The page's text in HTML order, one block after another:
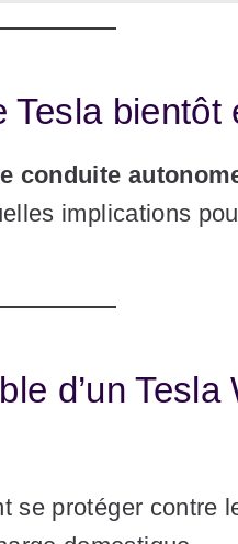
bientôt
conduite
implications
d’un Tesla
se protéger contre